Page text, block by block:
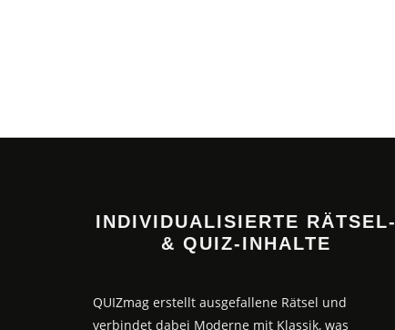
INDIVIDUALISIERTE RÄTSEL-
& QUIZ-INHALTE
QUIZmag erstellt ausgefallene Rätsel und
verbindet dabei Moderne mit Klassik, was